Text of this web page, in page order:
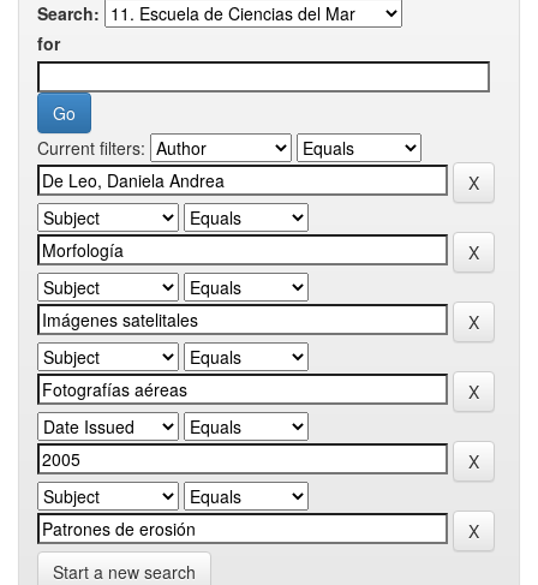
Search:
for
Current filters:
Start a new search